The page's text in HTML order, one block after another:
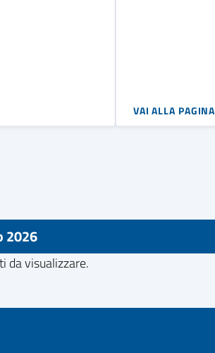
VAI ALLA PAGINA
2026
da visualizzare.